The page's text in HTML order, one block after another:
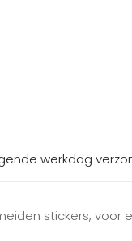
werkdag
stickers, voor